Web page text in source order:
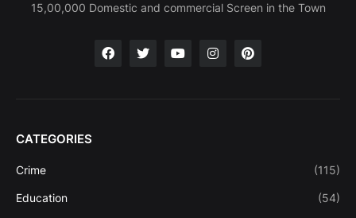
15,00,000 Domestic and commercial Screen in the Town
CATEGORIES
Crime (115)
Education (54)